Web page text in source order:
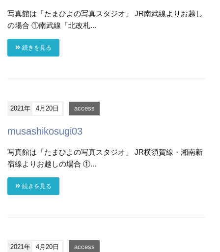
写真館は「たまひよの写真スタジオ」 JR南武線よりお越し
の場合 ①南武線「北改札...
続きを見る
2021年 4月20日 access
musashikosugi03
写真館は「たまひよの写真スタジオ」 JR横須賀線・湘南新
宿線よりお越しの場合 ①...
続きを見る
2021年 4月20日 access